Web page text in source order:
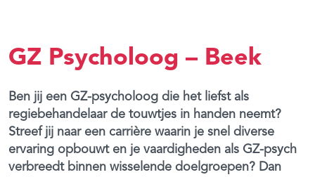
GZ Psycholoog – Beek
Ben jij een GZ-psycholoog die het liefst als
regiebehandelaar de touwtjes in handen neemt?
Streef jij naar een carrière waarin je snel diverse
ervaring opbouwt en je vaardigheden als GZ-psych
verbreedt binnen wisselende doelgroepen? Dan